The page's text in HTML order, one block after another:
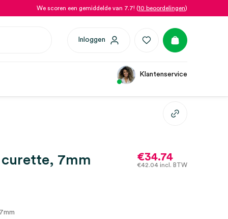
We scoren een gemiddelde van 7.7! (10 beoordelingen)
Inloggen
Klantenservice
7mm €34.74
€42.04 incl. BTW